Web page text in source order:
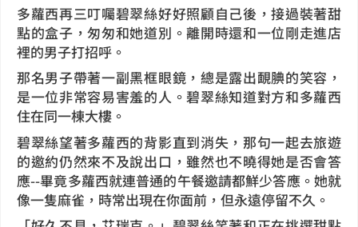
多蘿西再三叮囑碧翠絲好好照顧自己後，接過裝著甜
點的盒子，匆匆和她道別。離開時還和一位剛走進店
裡的男子打招呼。
那名男子帶著一副黑框眼鏡，總是露出靦腆的笑容，
是一位非常容易害羞的人。碧翠絲知道對方和多蘿西
住在同一棟大樓。
碧翠絲望著多蘿西的背影直到消失，那句一起去旅遊
的邀約仍然來不及說出口，雖然也不曉得她是否會答
應--畢竟多蘿西就連普通的午餐邀請都鮮少答應。她就
像一隻麻雀，時常出現在你面前，但永遠停留不久。